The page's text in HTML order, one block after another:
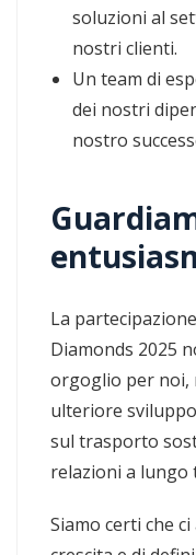
soluzioni al
nostri clienti.
Un team di
dei nostri
nostro
La
Diamonds 2025
orgoglio per noi,
ulteriore
sul trasporto
relazioni a
Siamo certi che